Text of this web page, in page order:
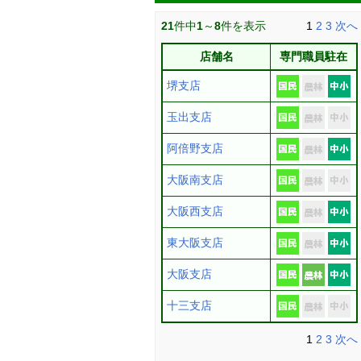
21件中1～8件を表示 1 2 3 次へ
店舗名 専門職員駐在
堺支店
玉出支店
阿倍野支店
大阪南支店
大阪西支店
東大阪支店
大阪支店
十三支店
1 2 3 次へ